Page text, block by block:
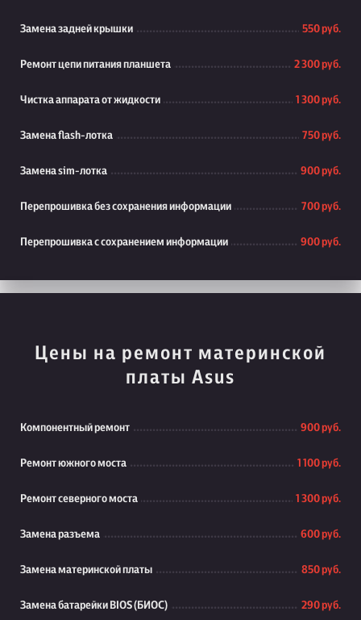
Замена задней крышки 550 руб.
Ремонт цепи питания планшета 2 300 руб.
Чистка аппарата от жидкости 1 300 руб.
Замена flash-лотка 750 руб.
Замена sim-лотка 900 руб.
Перепрошивка без сохранения информации 700 руб.
Перепрошивка с сохранением информации 900 руб.
Цены на ремонт материнской
платы Asus
Компонентный ремонт 900 руб.
Ремонт южного моста 1 100 руб.
Ремонт северного моста 1 300 руб.
Замена разъема 600 руб.
Замена материнской платы 850 руб.
Замена батарейки BIOS (БИОС) 290 руб.